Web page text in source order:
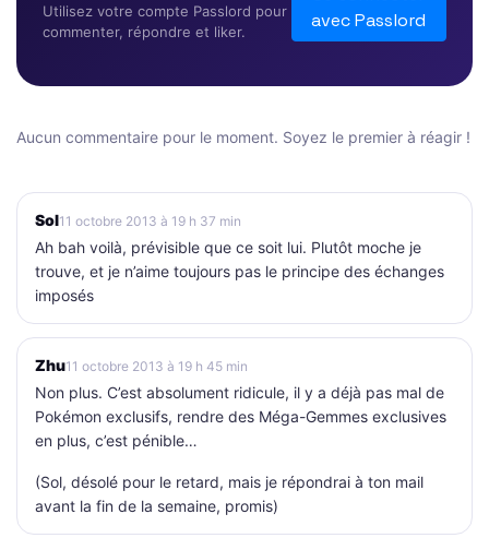
Utilisez votre compte Passlord pour
commenter, répondre et liker.
avec Passlord
Aucun commentaire pour le moment. Soyez le premier à réagir !
Sol11 octobre 2013 à 19 h 37 min
Ah bah voilà, prévisible que ce soit lui. Plutôt moche je
trouve, et je n’aime toujours pas le principe des échanges
imposés
Zhu11 octobre 2013 à 19 h 45 min
Non plus. C’est absolument ridicule, il y a déjà pas mal de
Pokémon exclusifs, rendre des Méga-Gemmes exclusives
en plus, c’est pénible…
(Sol, désolé pour le retard, mais je répondrai à ton mail
avant la fin de la semaine, promis)